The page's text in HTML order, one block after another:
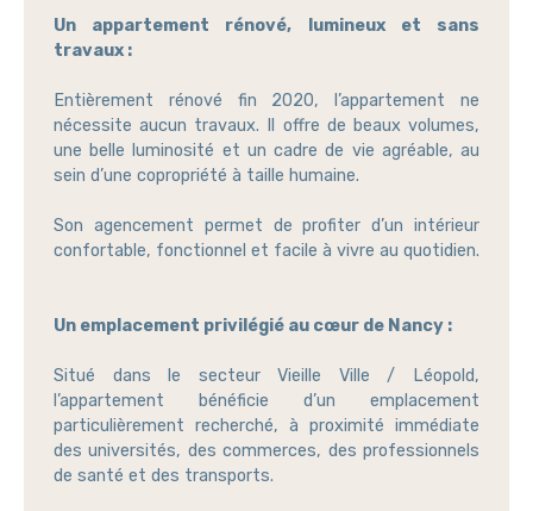
Un appartement rénové, lumineux et sans
travaux :
Entièrement rénové fin 2020, l’appartement ne
nécessite aucun travaux. Il offre de beaux volumes,
une belle luminosité et un cadre de vie agréable, au
sein d’une copropriété à taille humaine.
Son agencement permet de profiter d’un intérieur
confortable, fonctionnel et facile à vivre au quotidien.
Un emplacement privilégié au cœur de Nancy :
Situé dans le secteur Vieille Ville / Léopold,
l’appartement bénéficie d’un emplacement
particulièrement recherché, à proximité immédiate
des universités, des commerces, des professionnels
de santé et des transports.